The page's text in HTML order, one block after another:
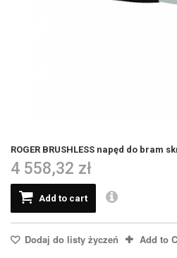
ROGER BRUSHLESS napęd do bram
4 558,32 zł
Add to cart
Dodaj do listy życzeń Add to